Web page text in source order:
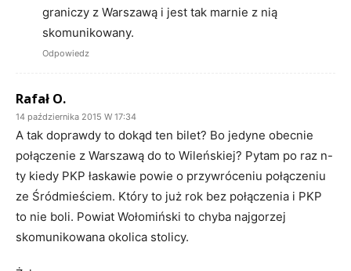
graniczy z Warszawą i jest tak marnie z nią
skomunikowany.
Odpowiedz
Rafał O.
14 października 2015 W 17:34
A tak doprawdy to dokąd ten bilet? Bo jedyne obecnie
połączenie z Warszawą do to Wileńskiej? Pytam po raz n-
ty kiedy PKP łaskawie powie o przywróceniu połączeniu
ze Śródmieściem. Który to już rok bez połączenia i PKP
to nie boli. Powiat Wołomiński to chyba najgorzej
skomunikowana okolica stolicy.